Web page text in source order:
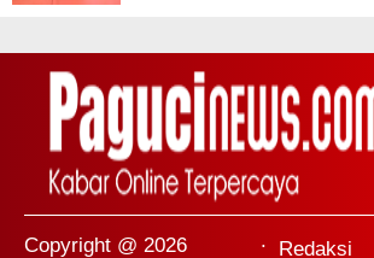
Copyright @ 2026
Redaksi